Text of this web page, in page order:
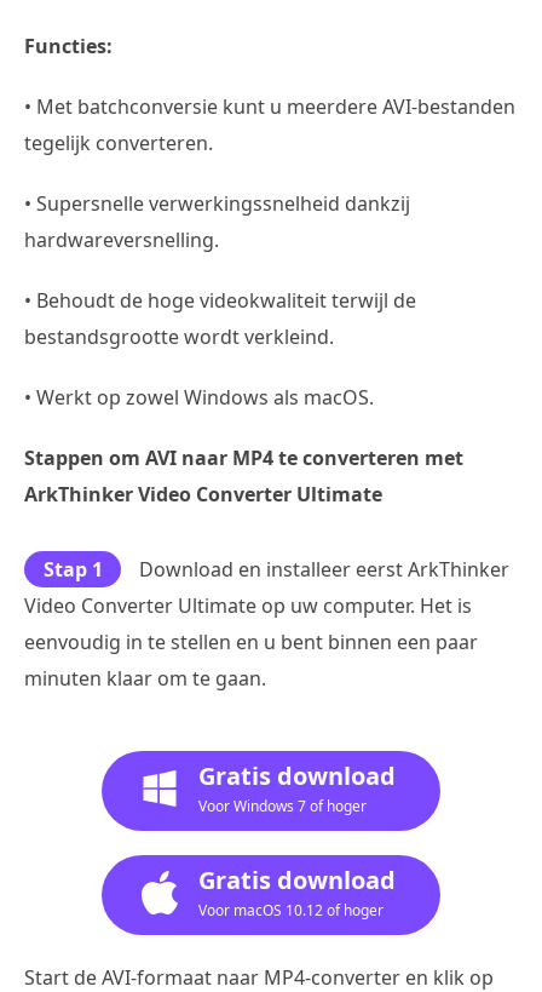
Functies:
• Met batchconversie kunt u meerdere AVI-bestanden
tegelijk converteren.
• Supersnelle verwerkingssnelheid dankzij
hardwareversnelling.
• Behoudt de hoge videokwaliteit terwijl de
bestandsgrootte wordt verkleind.
• Werkt op zowel Windows als macOS.
Stappen om AVI naar MP4 te converteren met
ArkThinker Video Converter Ultimate
Stap 1
Download en installeer eerst ArkThinker
Video Converter Ultimate op uw computer. Het is
eenvoudig in te stellen en u bent binnen een paar
minuten klaar om te gaan.
Gratis download
Voor Windows 7 of hoger
Gratis download
Voor macOS 10.12 of hoger
Start de AVI-formaat naar MP4-converter en klik op